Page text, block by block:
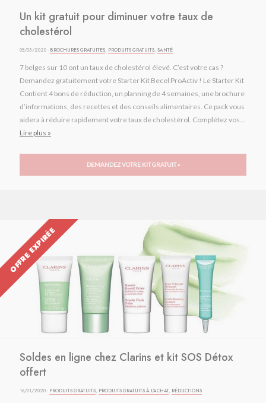
Un kit gratuit pour diminuer votre taux de
cholestérol
05/03/2020 · BROCHURES GRATUITES, PRODUITS GRATUITS, SANTÉ
7 belges sur 10 ont un taux de cholestérol élevé. C’est votre cas ?
Demandez gratuitement votre Starter Kit Becel ProActiv ! Le Starter Kit
Contient 4 bons de réduction, un planning de 4 semaines, une brochure
d’informations, des recettes et des conseils alimentaires. Ce pack vous
aidera à réduire rapidement votre taux de cholestérol. Complétez vos...
Lire plus »
DEMANDEZ VOTRE KIT GRATUIT »
OFFRE EXPIRÉE
Soldes en ligne chez Clarins et kit SOS Détox
offert
16/01/2020 · PRODUITS GRATUITS, PRODUITS GRATUITS À L'ACHAT, RÉDUCTIONS